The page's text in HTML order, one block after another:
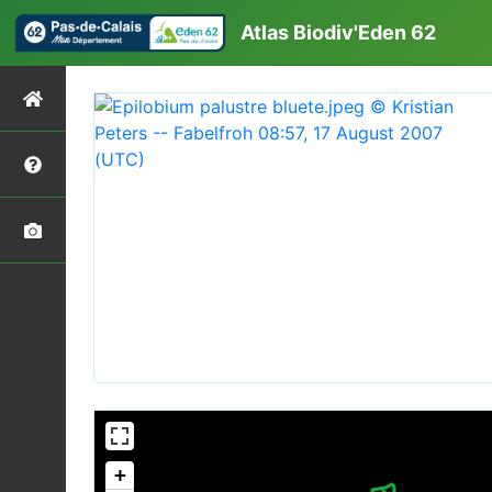
Atlas Biodiv'Eden 62
+